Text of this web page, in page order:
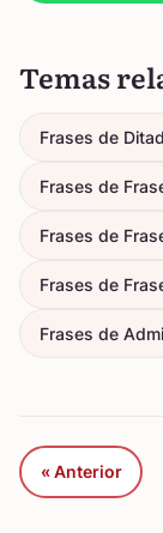
Temas
Frases de
Frases de
Frases de
Frases de
Frases de
« Anterior